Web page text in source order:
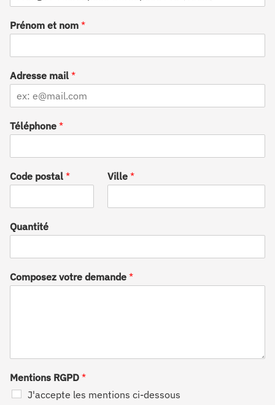
i
g
t
i
n
Prénom et nom *
Adresse mail *
Téléphone *
Code postal * Ville*
Quantité
Composez votre demande *
Mentions RGPD *
J'accepte les mentions ci-dessous